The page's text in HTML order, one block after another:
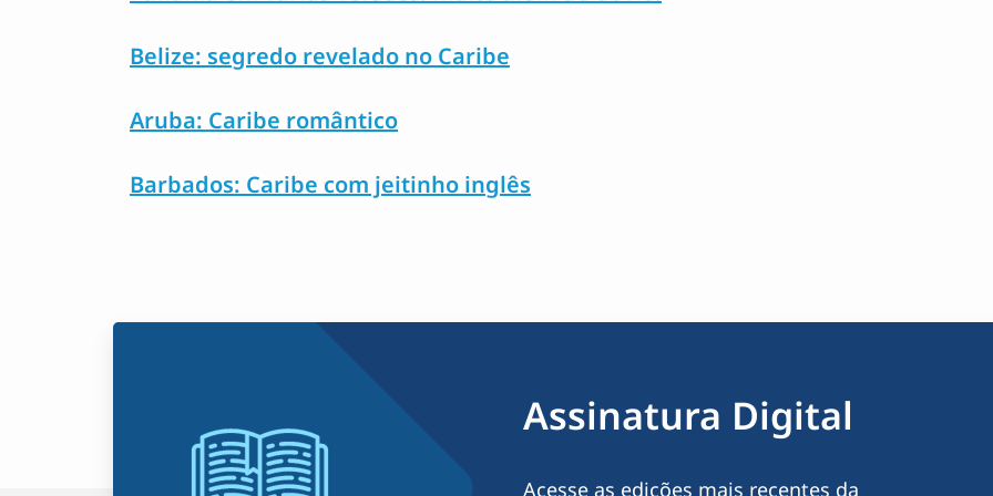
Belize: segredo revelado no Caribe
Aruba: Caribe romântico
Barbados: Caribe com jeitinho inglês
Assinatura Digital
Acesse as edições mais recentes da